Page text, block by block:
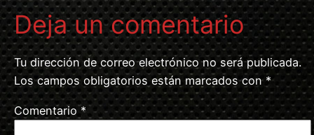
Deja un comentario
Tu dirección de correo electrónico no será publicada.
Los campos obligatorios están marcados con *
Comentario*